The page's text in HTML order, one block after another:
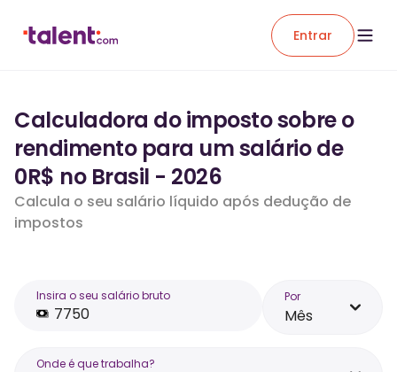
Entrar
Calculadora do imposto sobre o
rendimento para um salário de
0R$ no Brasil - 2026
Calcula o seu salário líquido após dedução de
impostos
Insira o seu salário bruto Por
Mês
Onde é que trabalha?